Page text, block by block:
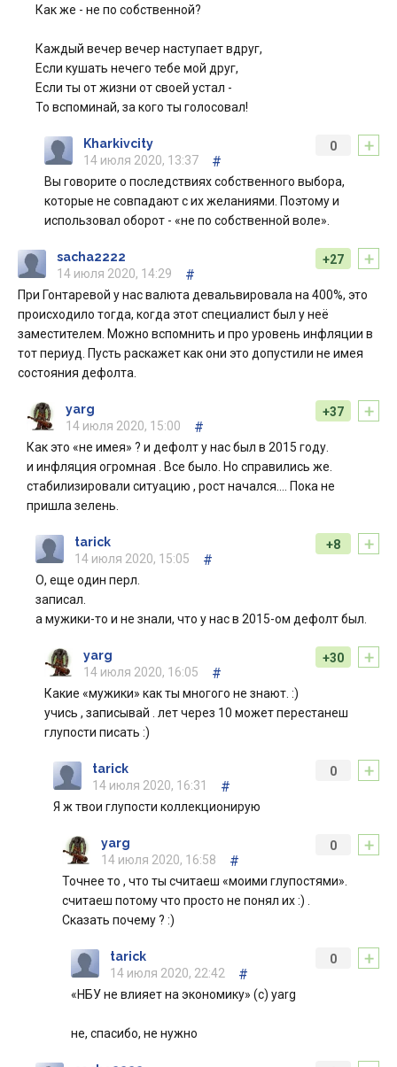
Как же - не по собственной?
Каждый вечер вечер наступает вдруг,
Если кушать нечего тебе мой друг,
Если ты от жизни от своей устал -
То вспоминай, за кого ты голосовал!
+
0
Kharkivcity
14 июля 2020, 13:37
#
Вы говорите о последствиях собственного выбора,
которые не совпадают с их желаниями. Поэтому и
использовал оборот - «не по собственной воле».
+
+27
sacha2222
14 июля 2020, 14:29
#
При Гонтаревой у нас валюта девальвировала на 400%, это
происходило тогда, когда этот специалист был у неё
заместителем. Можно вспомнить и про уровень инфляции в
тот периуд. Пусть раскажет как они это допустили не имея
состояния дефолта.
+
+37
yarg
14 июля 2020, 15:00
#
Как это «не имея» ? и дефолт у нас был в 2015 году.
и инфляция огромная . Все было. Но справились же.
стабилизировали ситуацию , рост начался.... Пока не
пришла зелень.
+
+8
tarick
14 июля 2020, 15:05
#
О, еще один перл.
записал.
а мужики-то и не знали, что у нас в 2015-ом дефолт был.
+
+30
yarg
14 июля 2020, 16:05
#
Какие «мужики» как ты многого не знают. :)
учись , записывай . лет через 10 может перестанеш
глупости писать :)
+
0
tarick
14 июля 2020, 16:31
#
Я ж твои глупости коллекционирую
+
0
yarg
14 июля 2020, 16:58
#
Точнее то , что ты считаеш «моими глупостями».
считаеш потому что просто не понял их :) .
Сказать почему ? :)
+
0
tarick
14 июля 2020, 22:42
#
«НБУ не влияет на экономику» (с) yarg
не, спасибо, не нужно